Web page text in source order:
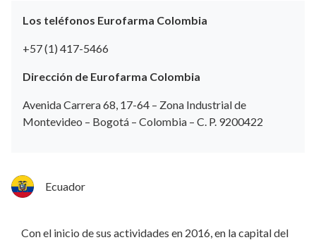
Los teléfonos Eurofarma Colombia
+57 (1) 417-5466
Dirección de Eurofarma Colombia
Avenida Carrera 68, 17-64 – Zona Industrial de
Montevideo – Bogotá – Colombia – C. P. 9200422
Ecuador
Con el inicio de sus actividades en 2016, en la capital del